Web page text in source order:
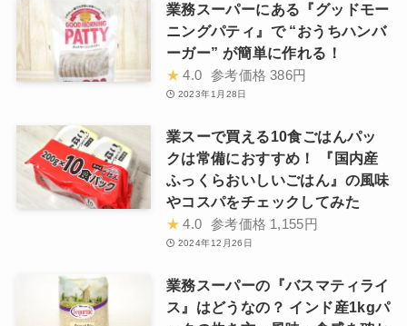
業務スーパーにある『グッドモー
ニングパティ』で “おうちハンバ
ーガー” が簡単に作れる！
★ 4.0 参考価格 386円
2023年1月28日
業スーで買える10食ごはんパッ
クは常備におすすめ！ 『国内産
ふっくらおいしいごはん』の風味
やコスパをチェックしてみた
★ 4.0 参考価格 1,155円
2024年12月26日
業務スーパーの『バスマティライ
ス』はどうなの？ インド産1kgパ